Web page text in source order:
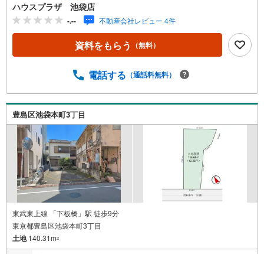
ハウスプラザ 池袋店
-.-- 不動産会社レビュー 4件
資料をもらう （無料）
電話する （通話料無料）
豊島区池袋本町3丁目
東武東上線 「下板橋」駅 徒歩9分
東京都豊島区池袋本町3丁目
土地140.31m2